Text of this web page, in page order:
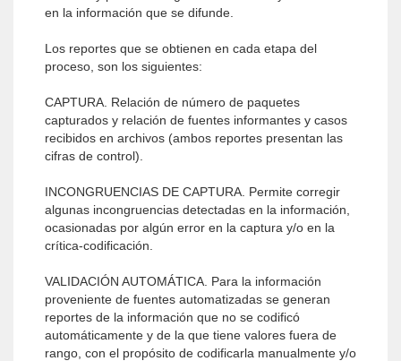
en la información que se difunde.
Los reportes que se obtienen en cada etapa del
proceso, son los siguientes:
CAPTURA. Relación de número de paquetes
capturados y relación de fuentes informantes y casos
recibidos en archivos (ambos reportes presentan las
cifras de control).
INCONGRUENCIAS DE CAPTURA. Permite corregir
algunas incongruencias detectadas en la información,
ocasionadas por algún error en la captura y/o en la
crítica-codificación.
VALIDACIÓN AUTOMÁTICA. Para la información
proveniente de fuentes automatizadas se generan
reportes de la información que no se codificó
automáticamente y de la que tiene valores fuera de
rango, con el propósito de codificarla manualmente y/o